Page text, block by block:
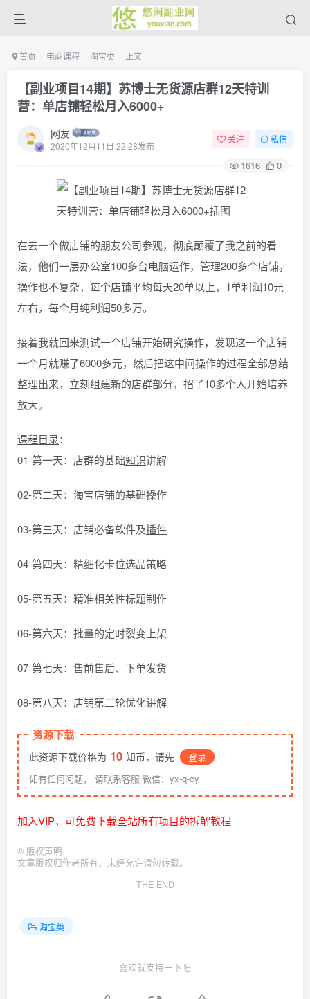
首页 电商课程 淘宝类 正文
【副业项目14期】苏博士无货源店群12天特训
营：单店铺轻松月入6000+
网友
2020年12月11日 22:28发布
关注 私信
1616 0
在去一个做店铺的朋友公司参观，彻底颠覆了我之前的看
法，他们一层办公室100多台电脑运作，管理200多个店铺，
操作也不复杂，每个店铺平均每天20单以上，1单利润10元
左右，每个月纯利润50多万。
接着我就回来测试一个店铺开始研究操作，发现这一个店铺
一个月就赚了6000多元，然后把这中间操作的过程全部总结
整理出来，立刻组建新的店群部分，招了10多个人开始培养
放大。
课程目录：
01-第一天：店群的基础知识讲解
02-第二天：淘宝店铺的基础操作
03-第三天：店铺必备软件及插件
04-第四天：精细化卡位选品策略
05-第五天：精准相关性标题制作
06-第六天：批量的定时裂变上架
07-第七天：售前售后、下单发货
08-第八天：店铺第二轮优化讲解
资源下载
此资源下载价格为 10 知币，请先
登录
如有任何问题， 请联系客服 微信：yx-q-cy
加入VIP，可免费下载全站所有项目的拆解教程
© 版权声明
文章版权归作者所有，未经允许请勿转载。
THE END
淘宝类
喜欢就支持一下吧